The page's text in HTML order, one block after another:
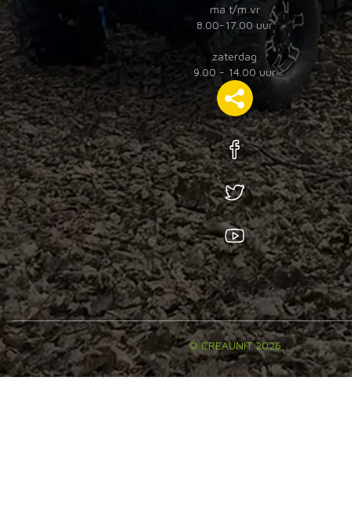
ma t/m vr
8.00-17.00 uur
zaterdag
9.00 - 14.00 uur
© CREAUNIT 2026